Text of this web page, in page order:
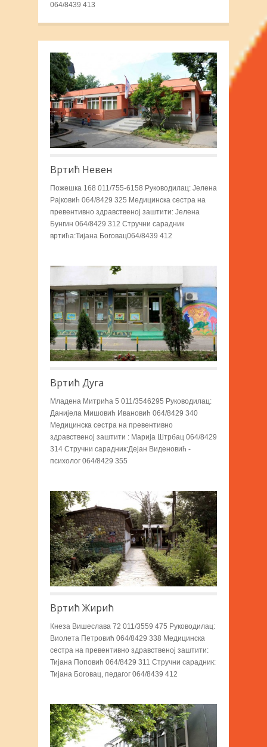
064/8439 413
Вртић Невен
Пожешка 168 011/755-6158 Руководилац: Јелена
Рајковић 064/8429 325 Медицинска сестра на
превентивно здравственој заштити: Јелена
Бунгин 064/8429 312 Стручни сарадник
вртића:Тијана Боговац064/8439 412
Вртић Дуга
Младена Митрића 5 011/3546295 Руководилац:
Данијела Мишовић Ивановић 064/8429 340
Медицинска сестра на превентивно
здравственој заштити : Марија Штрбац 064/8429
314 Стручни сарадник:Дејан Виденовић -
психолог 064/8429 355
Вртић Жирић
Кнеза Вишеслава 72 011/3559 475 Руководилац:
Виолета Петровић 064/8429 338 Медицинска
сестра на превентивно здравственој заштити:
Тијана Поповић 064/8429 311 Стручни сарадник:
Тијана Боговац, педагог 064/8439 412